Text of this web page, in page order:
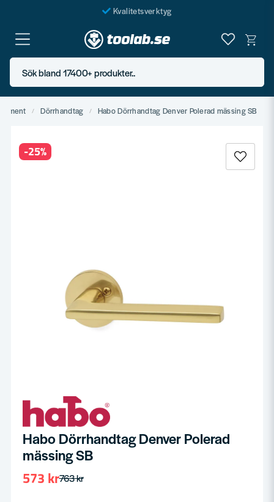
Kvalitetsverktyg
Fraktfritt över 999 SEK*
En järnhandel för alla
Butik i Göteborg
Sök bland 17400+ produkter..
Dörrhandtag Habo Dörrhandtag Denver Polerad mässing SB
-25%
Habo Dörrhandtag Denver Polerad
mässing SB
763 kr
573 kr